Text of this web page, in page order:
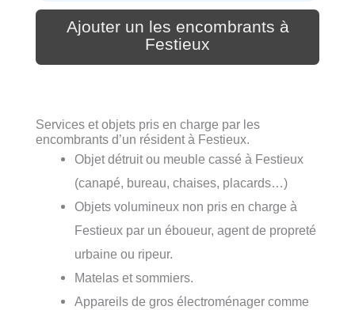
Ajouter un les encombrants à
Festieux
Services et objets pris en charge par les
encombrants d’un résident à Festieux.
Objet détruit ou meuble cassé à Festieux
(canapé, bureau, chaises, placards…)
Objets volumineux non pris en charge à
Festieux par un éboueur, agent de propreté
urbaine ou ripeur.
Matelas et sommiers.
Appareils de gros électroménager comme